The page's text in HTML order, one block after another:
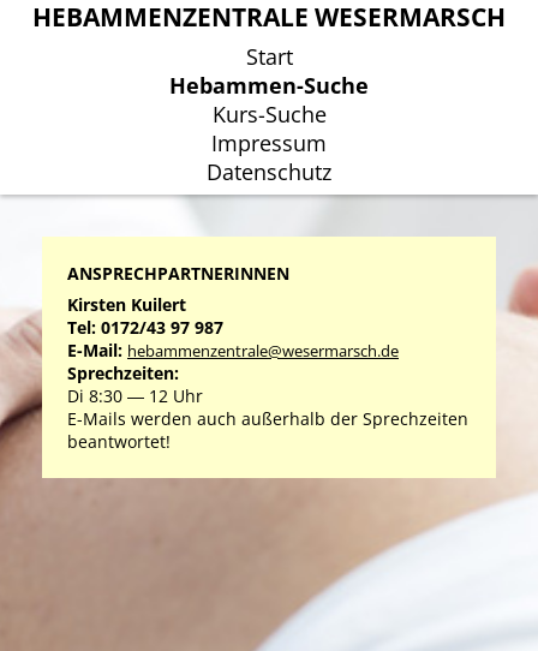
HEBAMMENZENTRALE WESERMARSCH
Start
Hebammen-Suche
Kurs-Suche
Impressum
Datenschutz
HEBAMMENZENTRALE WESERMARSCH
Start
Hebammen-Suche
Kurs-Suche
Impressum
Datenschutz
ANSPRECHPARTNERINNEN
Kirsten Kuilert
Tel: 0172/43 97 987
E-Mail: hebammenzentrale@wesermarsch.de
Sprechzeiten:
Di 8:30 ― 12 Uhr
E-Mails werden auch außerhalb der Sprechzeiten
beantwortet!